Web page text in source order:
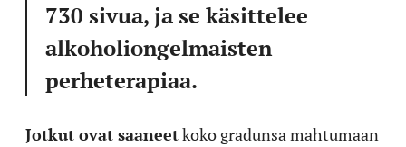
730 sivua, ja se käsittelee
alkoholiongelmaisten
perheterapiaa.
Jotkut ovat saaneetkoko gradunsa mahtumaan